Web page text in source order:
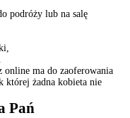
podróży lub na salę
online ma do zaoferowania
której żadna kobieta nie
Pań